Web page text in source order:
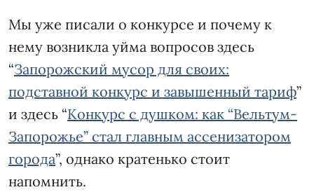
Мы уже писали о конкурсе и почему к
нему возникла уйма вопросов здесь
“Запорожский мусор для своих:
подставной конкурс и завышенный тариф”
и здесь “Конкурс с душком: как “Вельтум-
Запорожье” стал главным ассенизатором
города”, однако кратенько стоит
напомнить.